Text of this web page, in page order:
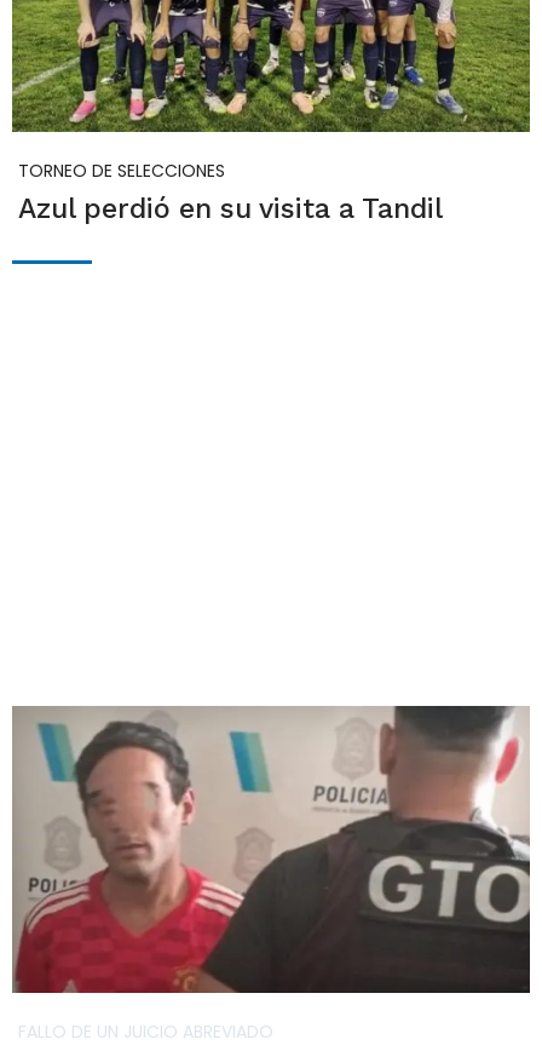
TORNEO DE SELECCIONES
Azul perdió en su visita a Tandil
FALLO DE UN JUICIO ABREVIADO